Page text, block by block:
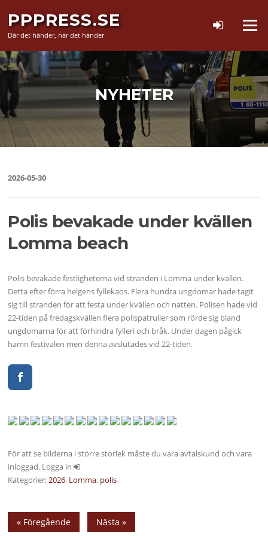
innehåll
PPPRESS.SE
Där det händer, när det händer
Meny
NYHETER
2026-05-30
Polis bevakade under kvällen
Lomma beach
Polis bevakade festligheterna vid stranden i Lomma under kvällen.
Detta efter förra helgens fyllekaos. Flera hundra ungdomar hade tagit
sig till stranden för att festa under kvällen och natten. Polisen hade vid
22-tiden på fredagskvällen flera polispatruller som rörde sig bland
ungdomarna för att förhindra fylleri och bråk. Under dagen pågick
hamn festivalen men denna avslutades vid 22-tiden.
För att se bilderna i större storlek måste du vara avtalskund och vara
inloggad. Logga in
Kategorier:2026, Lomma, polis
« Föregående Nästa »